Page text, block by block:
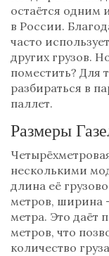
остаётся одним
в России.
часто
других грузов.
поместить? Для
разбираться в
паллет.
Размеры
несколькими
длина её
метров, ширина
метра. Это даёт
метров, что
количество